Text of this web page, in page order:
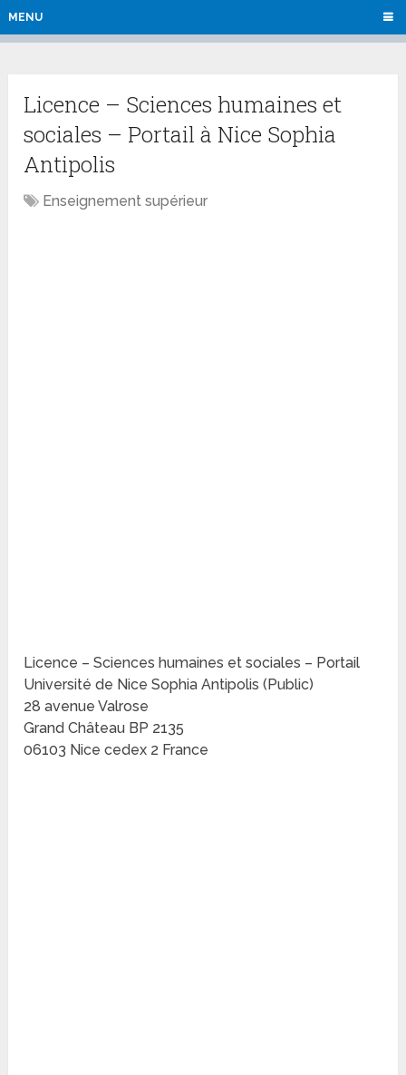
MENU
Licence – Sciences humaines et
sociales – Portail à Nice Sophia
Antipolis
Enseignement supérieur
Licence – Sciences humaines et sociales – Portail
Université de Nice Sophia Antipolis (Public)
28 avenue Valrose
Grand Château BP 2135
06103 Nice cedex 2 France